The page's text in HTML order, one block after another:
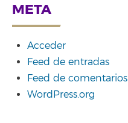
META
Acceder
Feed de entradas
Feed de comentarios
WordPress.org